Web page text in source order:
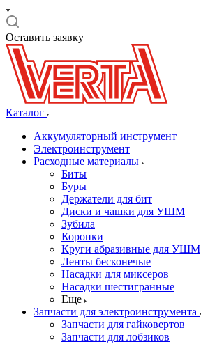
Оставить заявку
Каталог
Аккумуляторный инструмент
Электроинструмент
Расходные материалы
Биты
Буры
Держатели для бит
Диски и чашки для УШМ
Зубила
Коронки
Круги абразивные для УШМ
Ленты бесконечые
Насадки для миксеров
Насадки шестигранные
Еще
Запчасти для электроинструмента
Запчасти для гайковертов
Запчасти для лобзиков